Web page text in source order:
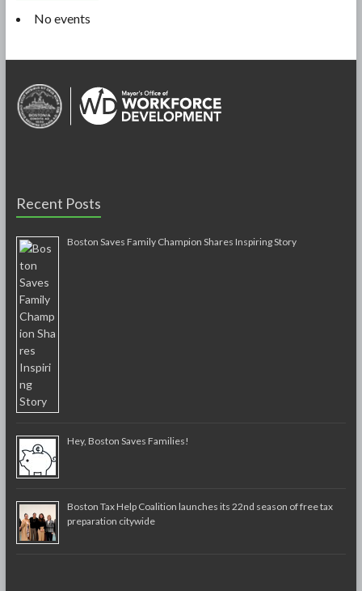
No events
Recent Posts
Boston Saves Family Champion Shares Inspiring Story
Hey, Boston Saves Families!
Boston Tax Help Coalition launches its 22nd season of free tax
preparation citywide